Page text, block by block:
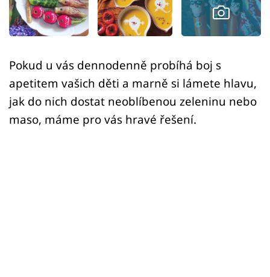
Sledujte nás
Pokud u vás dennodenně probíhá boj s
apetitem vašich děti a marně si lámete hlavu,
jak do nich dostat neoblíbenou zeleninu nebo
maso, máme pro vás hravé řešení.